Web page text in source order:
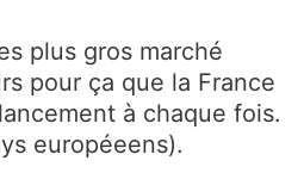
plus gros marché
pour ça que la France
à chaque fois.
européeens).